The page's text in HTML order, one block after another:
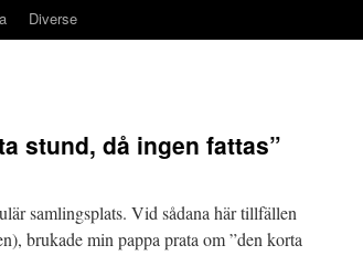
Diverse
stund, då ingen fattas”
samlingsplats. Vid sådana här tillfällen
brukade min pappa prata om ”den korta